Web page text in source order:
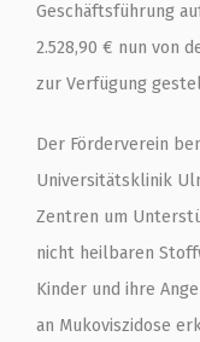
Geschäftsführung
2.528,90 € nun von
zur Verfügung
Der Förderverein
Universitätsklinik
Zentren um
nicht heilbaren
Kinder und ihre
an Mukoviszidose